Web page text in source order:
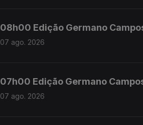
08h00 Edição Germano
07 ago. 2026
07h00 Edição Germano
07 ago. 2026